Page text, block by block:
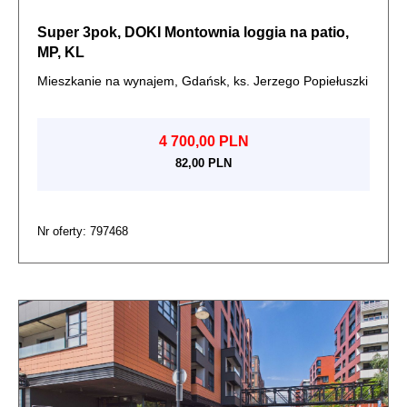
Super 3pok, DOKI Montownia loggia na patio,
MP, KL
Mieszkanie na wynajem, Gdańsk, ks. Jerzego Popiełuszki
4 700,00 PLN
82,00 PLN
Nr oferty: 797468